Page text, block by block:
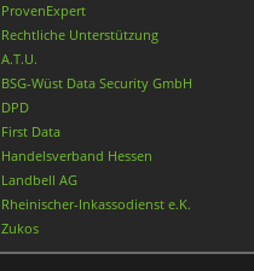
ProvenExpert
Rechtliche Unterstützung
A.T.U.
BSG-Wüst Data Security GmbH
DPD
First Data
Handelsverband Hessen
Landbell AG
Rheinischer-Inkassodienst e.K.
Zukos